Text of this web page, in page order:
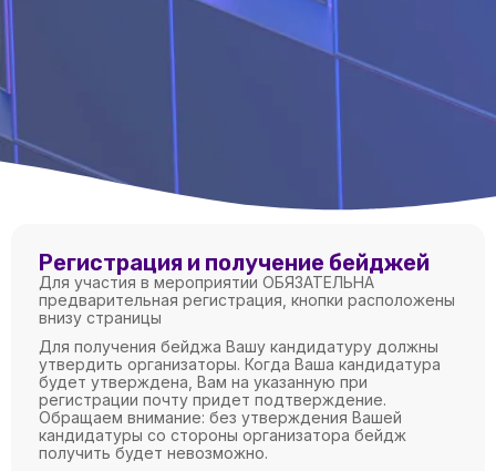
Регистрация и получение бейджей
Для участия в мероприятии ОБЯЗАТЕЛЬНА
предварительная регистрация, кнопки расположены
внизу страницы
Для получения бейджа Вашу кандидатуру должны
утвердить организаторы. Когда Ваша кандидатура
будет утверждена, Вам на указанную при
регистрации почту придет подтверждение.
Обращаем внимание: без утверждения Вашей
кандидатуры со стороны организатора бейдж
получить будет невозможно.